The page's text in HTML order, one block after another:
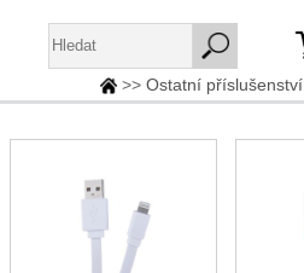
>>Ostatní příslušenství